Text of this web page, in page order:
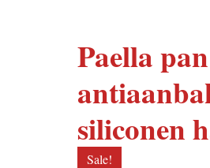
Paella
siliconen
Sale!